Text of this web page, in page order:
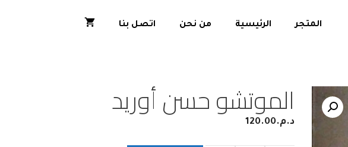
المتجر الرئيسية من نحن اتصل بنا
الموتشو حسن أوريد
د.م.120.00